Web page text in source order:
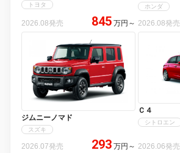
トヨタ
2026.08発売 845 万円 ～
ホンダ
2026.08発売
ジムニーノマド
スズキ
2026.07発売 293 万円 ～
Ｃ４
シトロエン
2026.06発売